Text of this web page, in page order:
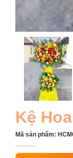
Kệ
Mã sản phẩm: